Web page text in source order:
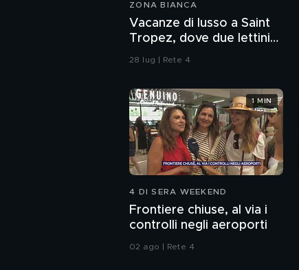
ZONA BIANCA
Vacanze di lusso a Saint
Tropez, dove due lettini
costano 800 euro al
28 lug | Rete 4
4 DI SERA WEEKEND
Frontiere chiuse, al via i
controlli negli aeroporti
02 ago | Rete 4
1 MIN